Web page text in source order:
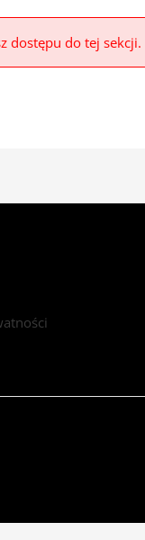
dostępu do tej sekcji.